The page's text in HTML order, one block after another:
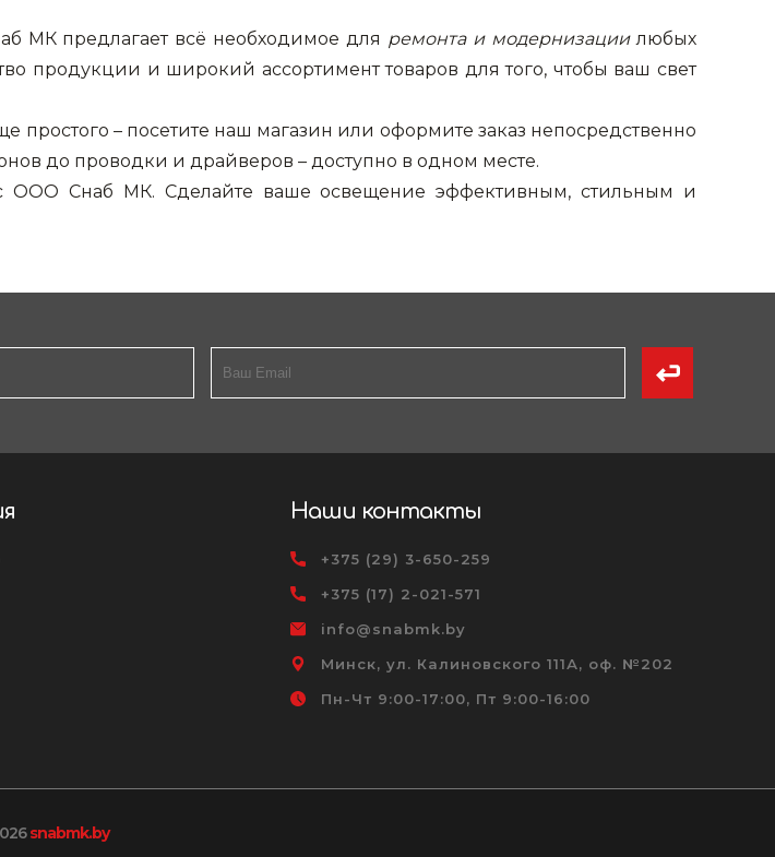
МК предлагает всё необходимое для ремонта и модернизациилюбых
продукции и широкий ассортимент товаров для того, чтобы ваш свет
– посетите наш магазин или оформите заказ непосредственно
до проводки и драйверов – доступно в одном месте.
ООО Снаб МК. Сделайте ваше освещение эффективным, стильным и
Наши контакты
+375 (29) 3-650-259
+375 (17) 2-021-571
info@snabmk.by
Минск, ул. Калиновского 111А, оф. №202
Пн-Чт 9:00-17:00, Пт 9:00-16:00
snabmk.by